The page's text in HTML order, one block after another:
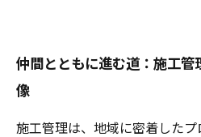
仲間とともに進む道：施工管
像
施工管理は、地域に密着した